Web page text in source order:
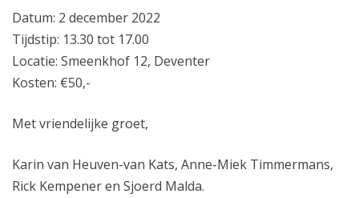
Datum: 2 december 2022
Tijdstip: 13.30 tot 17.00
Locatie: Smeenkhof 12, Deventer
Kosten: €50,-
Met vriendelijke groet,
Karin van Heuven-van Kats, Anne-Miek Timmermans,
Rick Kempener en Sjoerd Malda.